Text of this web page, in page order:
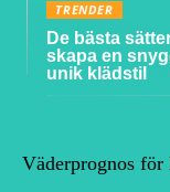
TRENDER
De bästa
skapa en
unik klädstil
Väderprognos